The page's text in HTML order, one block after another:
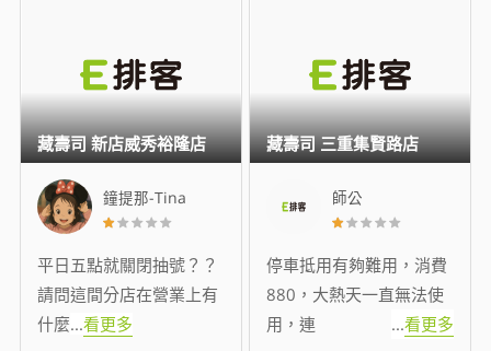
鐘提那-Tina
平日五點就關閉抽號？？
請問這間分店在營業上有
什麼...看更多
藏壽司 新店威秀裕隆店
師公
停車抵用有夠難用，消費
880，大熱天一直無法使
用，連
...看更多
藏壽司 三重集賢路店